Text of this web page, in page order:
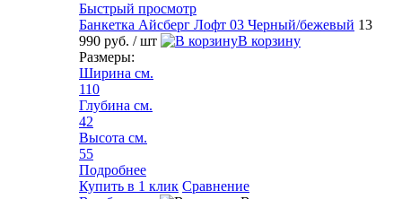
Быстрый просмотр
Банкетка Айсберг Лофт 03 Черный/бежевый 13
990 руб. / шт
В корзину
Размеры:
Ширина см.
110
Глубина см.
42
Высота см.
55
Подробнее
Купить в 1 клик Сравнение